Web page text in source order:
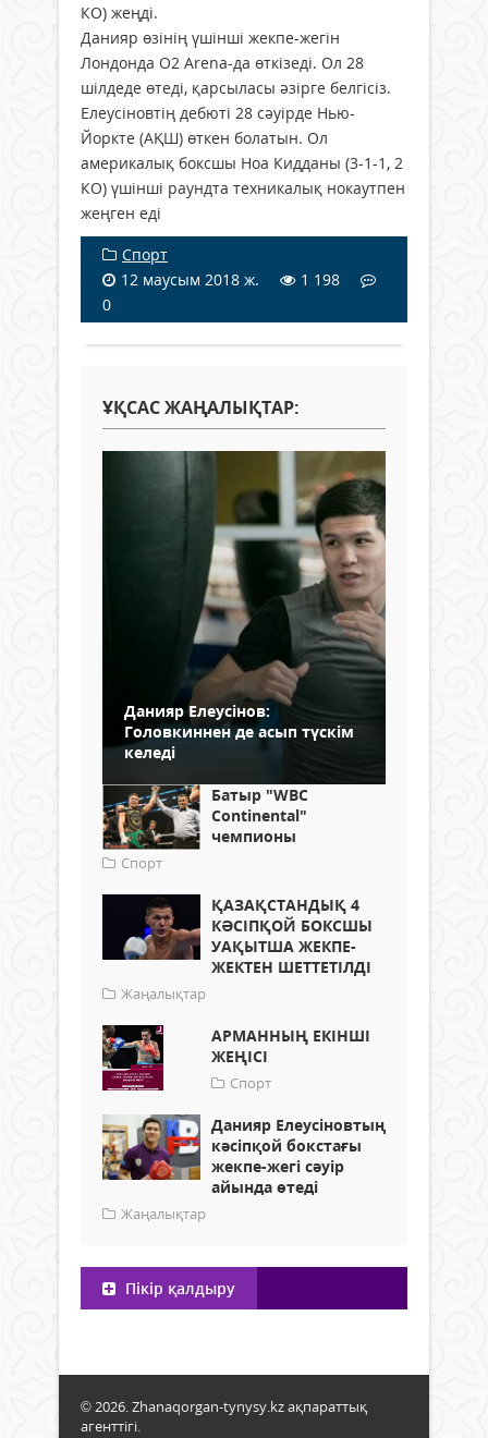
КО) жеңді.
Данияр өзінің үшінші жекпе-жегін
Лондонда O2 Arena-да өткізеді. Ол 28
шілдеде өтеді, қарсыласы әзірге белгісіз.
Елеусіновтің дебюті 28 сәуірде Нью-
Йоркте (АҚШ) өткен болатын. Ол
америкалық боксшы Ноа Кидданы (3-1-1, 2
КО) үшінші раундта техникалық нокаутпен
жеңген еді
Спорт
12 маусым 2018 ж.
1 198
0
ҰҚСАС ЖАҢАЛЫҚТАР:
Данияр Елеусінов:
Головкиннен де асып түскім
келеді
Батыр "WBC
Continental"
чемпионы
Спорт
ҚАЗАҚСТАНДЫҚ 4
КӘСІПҚОЙ БОКСШЫ
УАҚЫТША ЖЕКПЕ-
ЖЕКТЕН ШЕТТЕТІЛДІ
Жаңалықтар
АРМАННЫҢ ЕКІНШІ
ЖЕҢІСІ
Спорт
Данияр Елеусіновтың
кәсіпқой бокстағы
жекпе-жегі сәуір
айында өтеді
Жаңалықтар
Пікір қалдыру
© 2026. Zhanaqorgan-tynysy.kz ақпараттық
агенттігі.